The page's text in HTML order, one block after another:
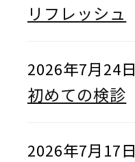
リフレッシュ
2026年7月24日
初めての検診
2026年7月17日